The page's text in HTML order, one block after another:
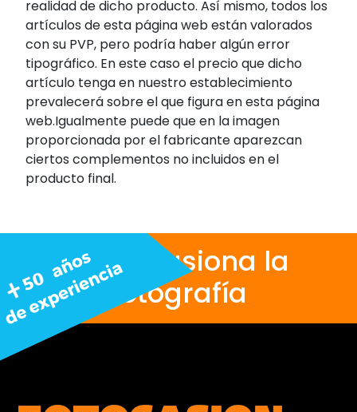
realidad de dicho producto. Así mismo, todos los
artículos de esta página web están valorados
con su PVP, pero podría haber algún error
tipográfico. En este caso el precio que dicho
artículo tenga en nuestro establecimiento
prevalecerá sobre el que figura en esta página
web.Igualmente puede que en la imagen
proporcionada por el fabricante aparezcan
ciertos complementos no incluidos en el
producto final.
Nos apasiona la
fotografía